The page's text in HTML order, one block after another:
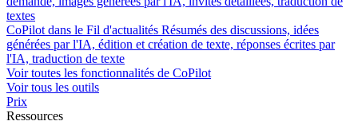
textes
CoPilot dans le Fil d'actualités Résumés des discussions, idées
générées par l'IA, édition et création de texte, réponses écrites par
l'IA, traduction de texte
Voir toutes les fonctionnalités de CoPilot
Voir tous les outils
Prix
Ressources